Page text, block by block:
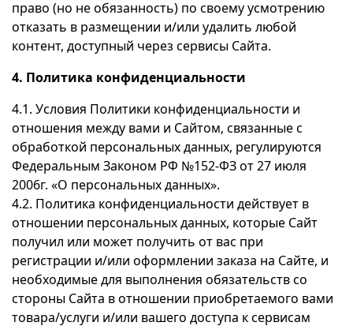
право (но не обязанность) по своему усмотрению
отказать в размещении и/или удалить любой
контент, доступный через сервисы Сайта.
4. Политика конфиденциальности
4.1. Условия Политики конфиденциальности и
отношения между вами и Сайтом, связанные с
обработкой персональных данных, регулируются
Федеральным Законом РФ №152-ФЗ от 27 июля
2006г. «О персональных данных».
4.2. Политика конфиденциальности действует в
отношении персональных данных, которые Сайт
получил или может получить от вас при
регистрации и/или оформлении заказа на Сайте, и
необходимые для выполнения обязательств со
стороны Сайта в отношении приобретаемого вами
товара/услуги и/или вашего доступа к сервисам